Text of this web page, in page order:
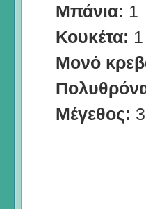
Μπάνια: 1
Κουκέτα: 1
Μονό
Μέγεθος: